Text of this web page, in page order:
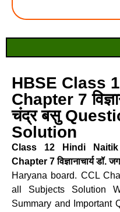
HBSE Class
Chapter 7
चंद्र बसु
Solution
Class 12 Hindi
Chapter 7 विज्ञानाचार्य डॉ.
Haryana board. CCL
all Subjects Solution
Summary and Important